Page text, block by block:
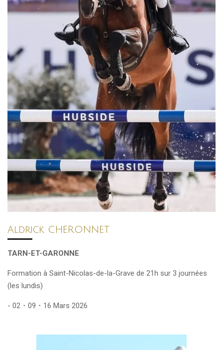
Aldrick CHERONNET
TARN-ET-GARONNE
Formation à Saint-Nicolas-de-la-Grave de 21h sur 3 journées
(les lundis)
- 02・09・16 Mars 2026